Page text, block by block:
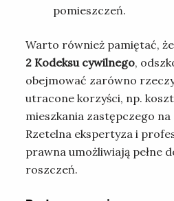
pomieszczeń.
Warto również pamiętać,
2 Kodeksu cywilnego,
obejmować zarówno
utracone korzyści, np.
mieszkania zastępczego
Rzetelna ekspertyza i
prawna umożliwiają pełne
roszczeń.